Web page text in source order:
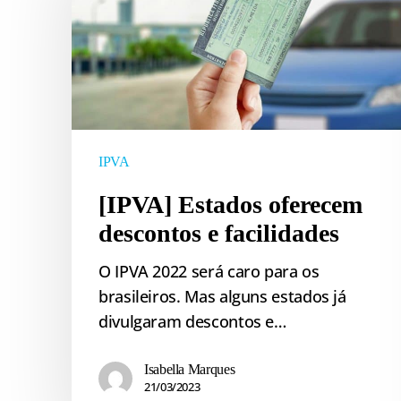
descontos
e
facilidades
IPVA
[IPVA] Estados oferecem
descontos e facilidades
O IPVA 2022 será caro para os
brasileiros. Mas alguns estados já
divulgaram descontos e…
Isabella Marques
21/03/2023